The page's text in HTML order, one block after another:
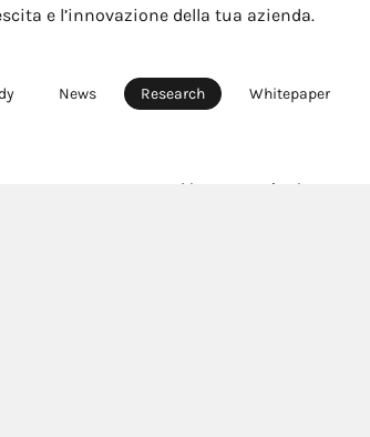
e l’innovazione della tua azienda.
News Research Whitepaper
Nessun articolo trovato